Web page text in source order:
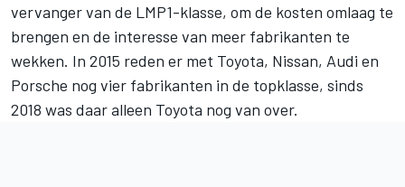
vervanger van de LMP1-klasse, om de kosten omlaag te
brengen en de interesse van meer fabrikanten te
wekken. In 2015 reden er met Toyota, Nissan, Audi en
Porsche nog vier fabrikanten in de topklasse, sinds
2018 was daar alleen Toyota nog van over.